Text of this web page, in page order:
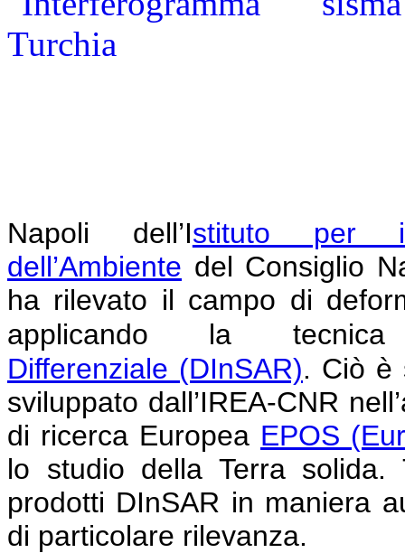
Napoli dell’Istituto per il
dell’Ambiente del Consiglio
ha rilevato il campo di
applicando la
Differenziale (DInSAR). Ciò è
sviluppato dall’IREA-CNR
di ricerca Europea EPOS
lo studio della Terra solida.
prodotti DInSAR in maniera
di particolare rilevanza.